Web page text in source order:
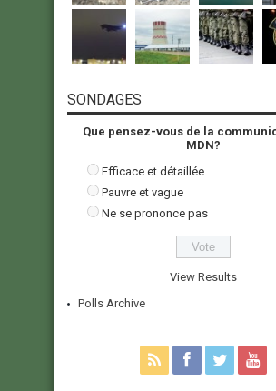
SONDAGES
Que pensez-vous de la
MDN?
Efficace et détaillée
Pauvre et vague
Ne se prononce pas
View Results
Polls Archive